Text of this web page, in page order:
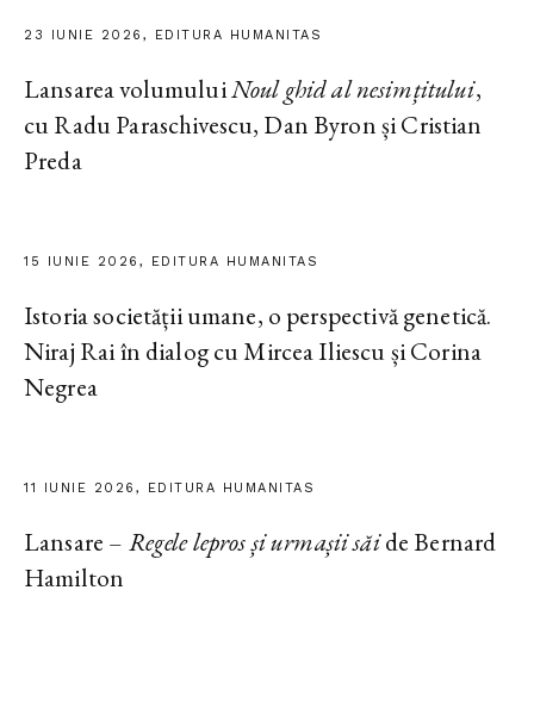
23 IUNIE 2026, EDITURA HUMANITAS
Lansarea volumuluiNoul ghid al nesimțitului,
cu Radu Paraschivescu, Dan Byron și Cristian
Preda
15 IUNIE 2026, EDITURA HUMANITAS
Istoria societății umane, o perspectivă genetică.
Niraj Rai în dialog cu Mircea Iliescu și Corina
Negrea
11 IUNIE 2026, EDITURA HUMANITAS
Lansare – Regele lepros și urmașii săide Bernard
Hamilton